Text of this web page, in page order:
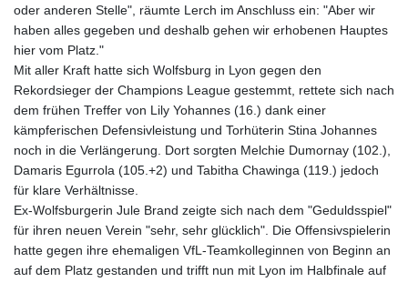
oder anderen Stelle", räumte Lerch im Anschluss ein: "Aber wir
haben alles gegeben und deshalb gehen wir erhobenen Hauptes
hier vom Platz."
Mit aller Kraft hatte sich Wolfsburg in Lyon gegen den
Rekordsieger der Champions League gestemmt, rettete sich nach
dem frühen Treffer von Lily Yohannes (16.) dank einer
kämpferischen Defensivleistung und Torhüterin Stina Johannes
noch in die Verlängerung. Dort sorgten Melchie Dumornay (102.),
Damaris Egurrola (105.+2) und Tabitha Chawinga (119.) jedoch
für klare Verhältnisse.
Ex-Wolfsburgerin Jule Brand zeigte sich nach dem "Geduldsspiel"
für ihren neuen Verein "sehr, sehr glücklich". Die Offensivspielerin
hatte gegen ihre ehemaligen VfL-Teamkolleginnen von Beginn an
auf dem Platz gestanden und trifft nun mit Lyon im Halbfinale auf